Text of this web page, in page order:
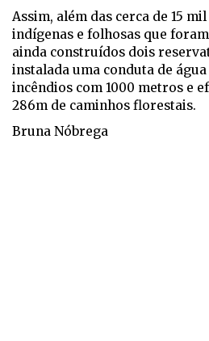
Assim, além das cerca de 15
indígenas e folhosas que
ainda construídos dois
instalada uma conduta de
incêndios com 1000 metros e
286m de caminhos florestais.
Bruna Nóbrega